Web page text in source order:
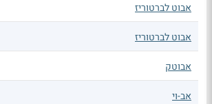
אבוט לברטוריז
אבוט לברטוריז
אבוטק
אב-וי